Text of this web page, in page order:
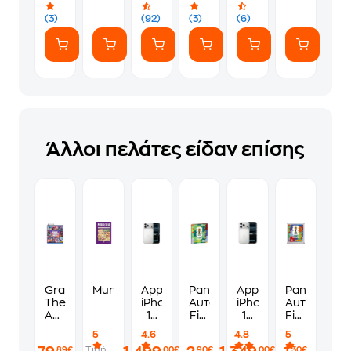
(3) (92)
Αυτοκόλλητα)
(3) (6)
Άλλοι πελάτες είδαν επίσης
Grand
Theft
Auto
Standard
Murdoku
5
Apple
iPhone
17
Max
4.6
Panini
Αυτοκόλλητα
Fifa
Apple
iPhone
17
256GB
4.8
Panini
Fifa
Cup
5